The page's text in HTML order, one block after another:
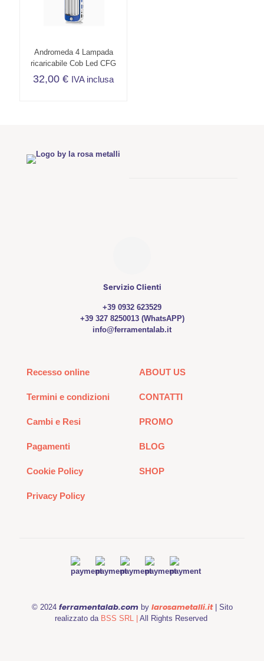
Andromeda 4 Lampada
ricaricabile Cob Led CFG
32,00€ IVA inclusa
Servizio Clienti
+39 0932 623529
+39 327 8250013 (WhatsAPP)
info@ferramentalab.it
Recesso online
Termini e condizioni
Cambi e Resi
Pagamenti
Cookie Policy
Privacy Policy
ABOUT US
CONTATTI
PROMO
BLOG
SHOP
© 2024 ferramentalab.comby larosametalli.it| Sito
realizzato da BSS SRL | All Rights Reserved